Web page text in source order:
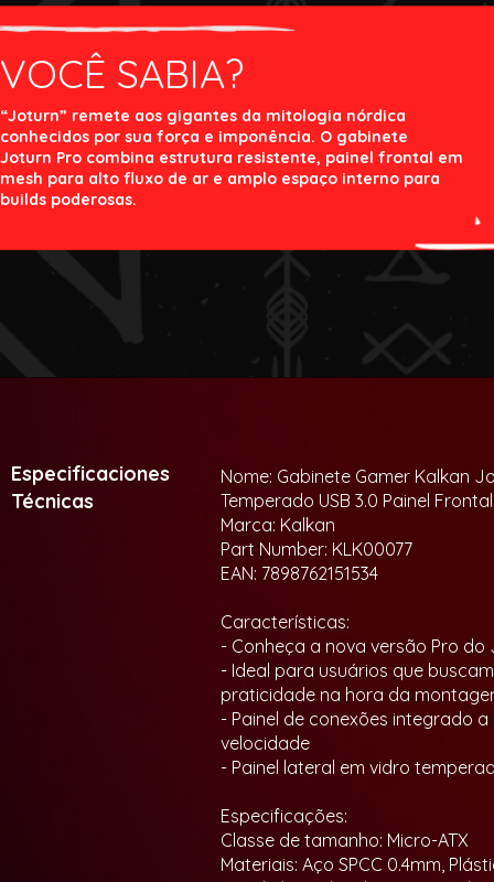
VOCÊ SABIA?
“Joturn” remete aos gigantes da mitologia nórdica
conhecidos por sua força e imponência. O gabinete
Joturn Pro combina estrutura resistente, painel frontal em
mesh para alto fluxo de ar e amplo espaço interno para
builds poderosas.
Especificaciones
Técnicas
Nome: Gabinete Gamer Kalkan
Temperado USB 3.0 Painel
Marca: Kalkan
Part Number: KLK00077
EAN: 7898762151534
Características:
- Conheça a nova versão Pro
- Ideal para usuários que
praticidade na hora da
- Painel de conexões integrado
velocidade
- Painel lateral em vidro
Especificações:
Classe de tamanho: Micro-ATX
Materiais: Aço SPCC 0.4mm,